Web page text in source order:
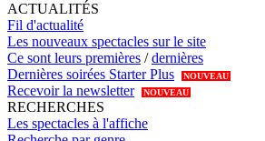
ACTUALITÉS
Fil d'actualité
Les nouveaux spectacles sur le site
Ce sont leurs premières /dernières
Dernières soirées Starter Plus
NOUVEAU
Recevoir la newsletter NOUVEAU
RECHERCHES
Les spectacles à l'affiche